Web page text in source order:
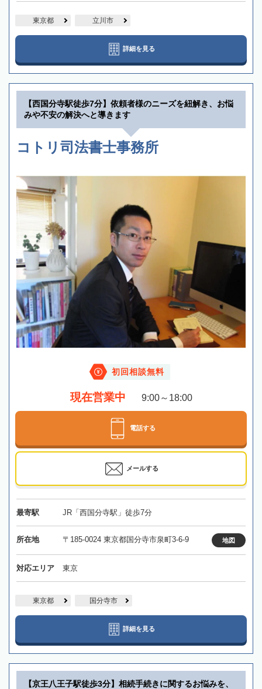
東京都 立川市
詳細を見る
【西国分寺駅徒歩7分】依頼者様のニーズを紐解き、お悩
みや不安の解決へと導きます
コトリ司法書士事務所
初回相談無料
現在営業中 9:00～18:00
電話する
メールする
最寄駅 JR「西国分寺駅」徒歩7分
所在地 〒185-0024 東京都国分寺市泉町3-6-9 地図
対応エリア 東京
東京都 国分寺市
詳細を見る
【京王八王子駅徒歩3分】相続手続きに関するお悩みを、